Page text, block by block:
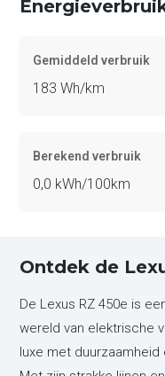
Gemiddeld verbruik
183 Wh/km
Berekend verbruik
0,0 kWh/100km
Ontdek de
De Lexus RZ 450e is
wereld van elektrische
luxe met duurzaamheid